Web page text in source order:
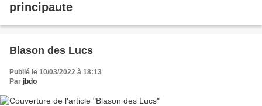
principaute
Blason des Lucs
Publié le 10/03/2022 à 18:13
Par jbdo